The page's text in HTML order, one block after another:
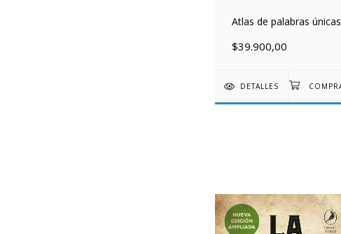
Atlas de palabras únicas
$39.900,00
DETALLES